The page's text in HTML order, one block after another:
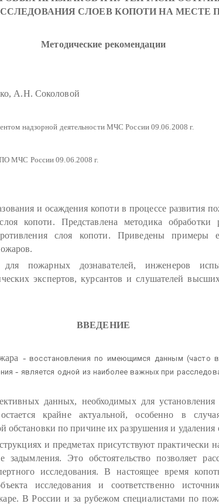
СЛОЕВ КОПОТИ НА МЕСТЕ
Методические рекомендации
А.Н. Соколовой
надзорной деятельности МЧС России 09.06.2008 г.
МЧС России 09.06.2008 г.
и осаждения копоти в процессе развития
копоти. Представлена методика обработки
слоя копоти. Приведены примеры
для пожарных дознавателей, инженеров
экспертов, курсантов и слушателей
ВВЕДЕНИЕ
-восстановления по имеющимся данным (часто
- является одной из наиболее важных при
данных, необходимых для
крайне актуальной, особенно в
обстановки по причине их разрушения и удаления
и предметах присутствуют практически
Это обстоятельство позволяет
исследования. В настоящее время
исследования и соответственно
В России и за рубежом специалистами по